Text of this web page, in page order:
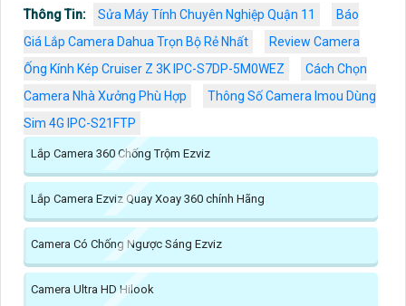
Thông Tin: Sửa Máy Tính Chuyên Nghiệp Quận 11
Báo
Giá Lắp Camera Dahua Trọn Bộ Rẻ Nhất
Review Camera
Ống Kính Kép Cruiser Z 3K IPC-S7DP-5M0WEZ
Cách Chọn
Camera Nhà Xưởng Phù Hợp
Thông Số Camera Imou Dùng
Sim 4G IPC-S21FTP
Lắp Camera 360 Chống Trộm Ezviz
Lắp Camera Ezviz Quay Xoay 360 chính Hãng
Camera Có Chống Ngược Sáng Ezviz
Camera Ultra HD Hilook